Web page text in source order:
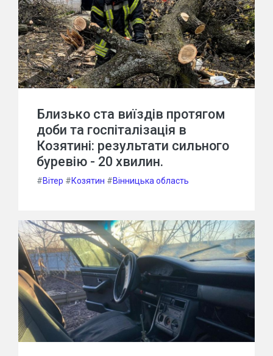
Близько ста виїздів протягом
доби та госпіталізація в
Козятині: результати сильного
буревію - 20 хвилин.
#Вітер #Козятин #Вінницька область